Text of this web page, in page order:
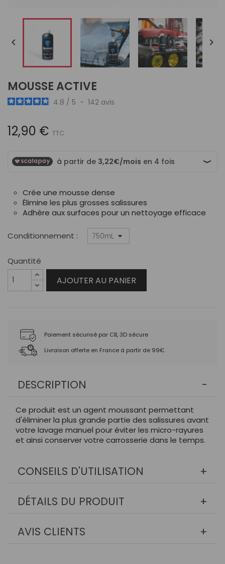
 
MOUSSE ACTIVE
4.8 / 5 - 142 avis
12,90 € TTC
Crée une mousse dense
Élimine les plus grosses salissures
Adhère aux surfaces pour un nettoyage efficace
Conditionnement :
Quantité
AJOUTER AU PANIER
Paiement sécurisé par CB, 3D sécure
Livraison offerte en France à partir de 99€.
DESCRIPTION
Ce produit est un agent moussant permettant
d'éliminer la plus grande partie des salissures avant
votre lavage manuel pour éviter les micro-rayures
et ainsi conserver votre carrosserie dans le temps.
CONSEILS D'UTILISATION
DÉTAILS DU PRODUIT
AVIS CLIENTS